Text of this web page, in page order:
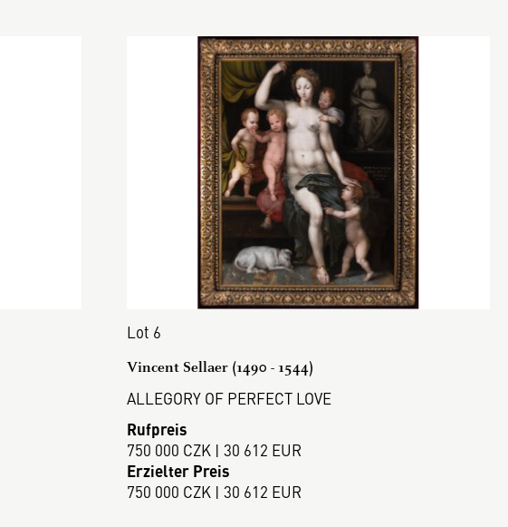
Lot 6
Vincent Sellaer (1490 - 1544)
ALLEGORY OF PERFECT LOVE
Rufpreis
750 000 CZK | 30 612 EUR
Erzielter Preis
750 000 CZK | 30 612 EUR